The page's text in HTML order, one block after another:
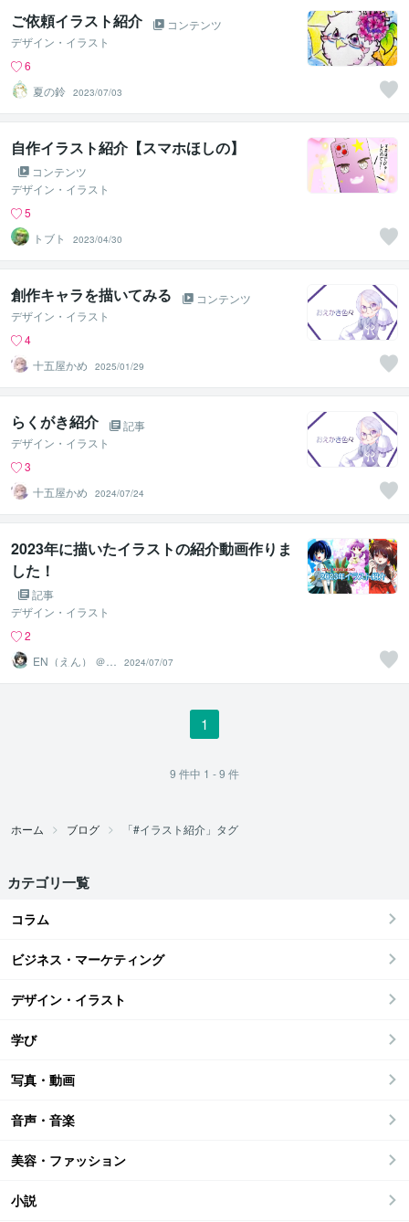
ご依頼イラスト紹介
コンテンツ
デザイン・イラスト
6
夏の鈴 2023/07/03
自作イラスト紹介【スマホほしの】
コンテンツ
デザイン・イラスト
5
トブト
2023/04/30
創作キャラを描いてみる
コンテンツ
デザイン・イラスト
4
十五屋かめ
2025/01/29
らくがき紹介
記事
デザイン・イラスト
3
十五屋かめ
2024/07/24
2023年に描いたイラストの紹介動画作りま
した！
記事
デザイン・イラスト
2
EN（えん） ＠イ
ラストレーター
2024/07/07
1
9 件中 1 - 9 件
ホーム ブログ 「#イラスト紹介」タグ
カテゴリ一覧
コラム
ビジネス・マーケティング
デザイン・イラスト
学び
写真・動画
音声・音楽
美容・ファッション
小説